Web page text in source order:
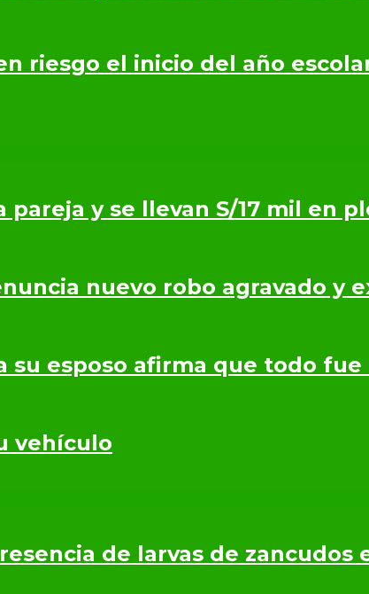
riesgo el inicio del año
y se llevan S/17 mil en
nuevo robo agravado y
su esposo afirma que todo
vehículo
de larvas de